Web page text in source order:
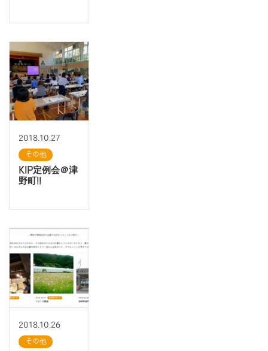
2018.10.27
その他
KIP定例会＠津
野町!!
2018.10.26
その他